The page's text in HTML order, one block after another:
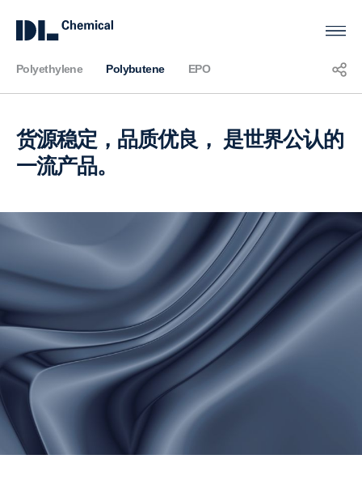
KOR ENG CHN
Polyethylene Polybutene EPO
货源稳定，品质优良， 是世界公认的
一流产品。